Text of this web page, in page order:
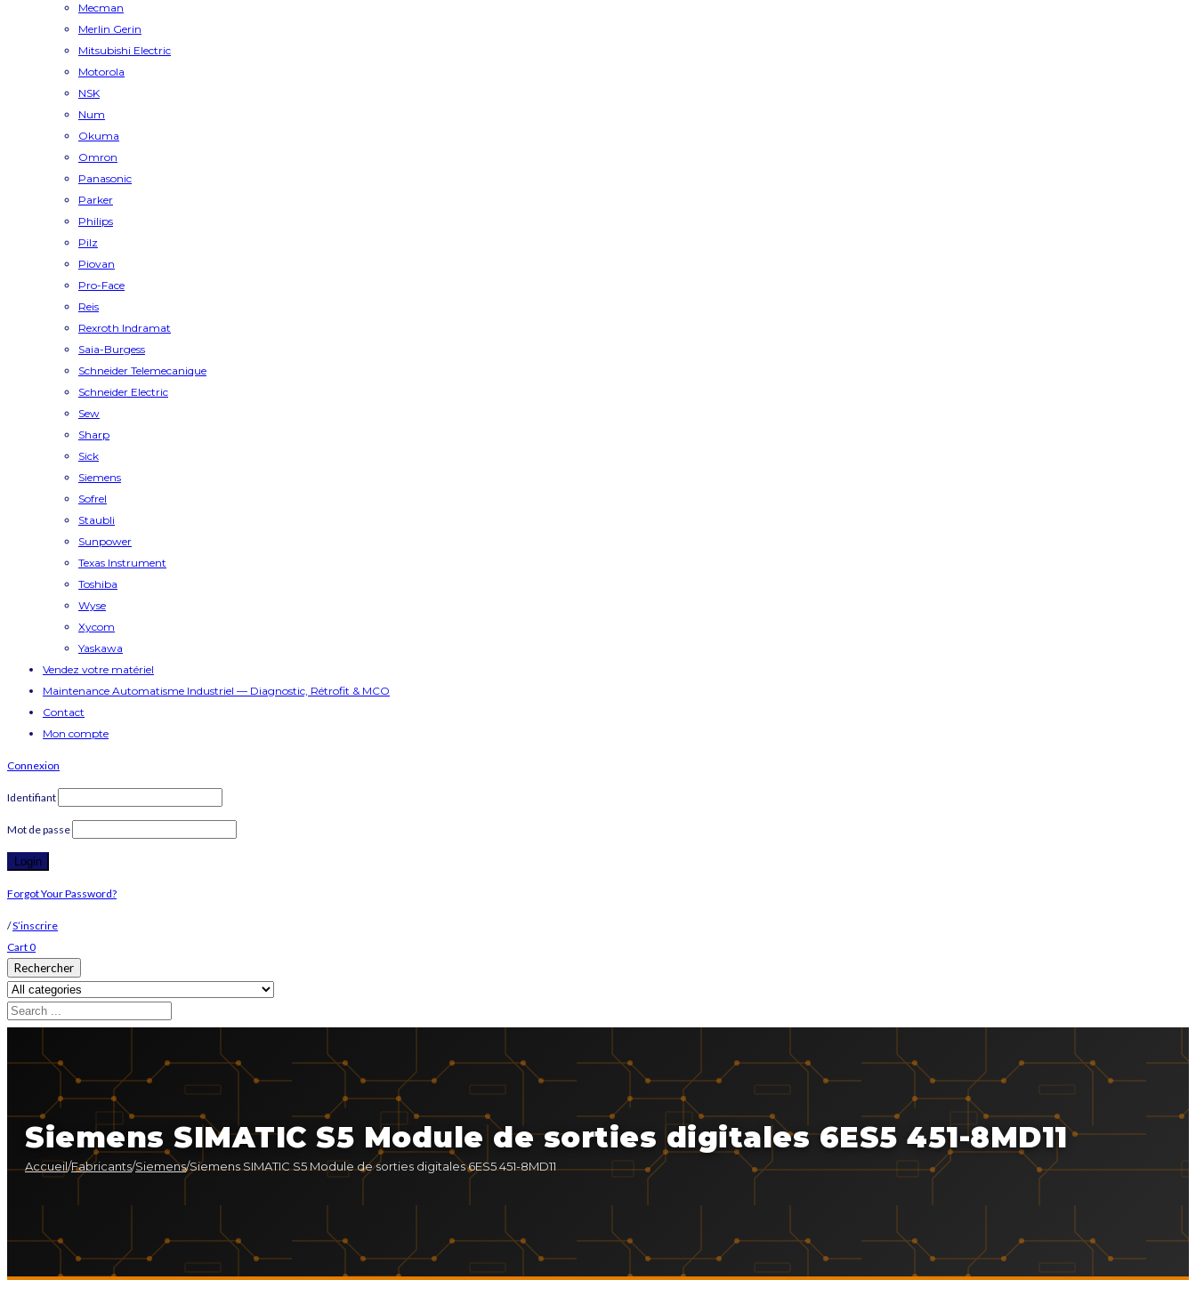
Mecman
Merlin Gerin
Mitsubishi Electric
Motorola
NSK
Num
Okuma
Omron
Panasonic
Parker
Philips
Pilz
Piovan
Pro-Face
Reis
Rexroth Indramat
Saia-Burgess
Schneider Telemecanique
Schneider Electric
Sew
Sharp
Sick
Siemens
Sofrel
Staubli
Sunpower
Texas Instrument
Toshiba
Wyse
Xycom
Yaskawa
Vendez votre matériel
Maintenance Automatisme Industriel — Diagnostic, Rétrofit & MCO
Contact
Mon compte
Connexion
Identifiant
Mot de passe
Forgot Your Password?
/S’inscrire
Cart0
Rechercher
Siemens SIMATIC S5 Module de sorties digitales 6ES5 451-8MD11
Accueil/Fabricants/Siemens/Siemens SIMATIC S5 Module de sorties digitales 6ES5 451-8MD11